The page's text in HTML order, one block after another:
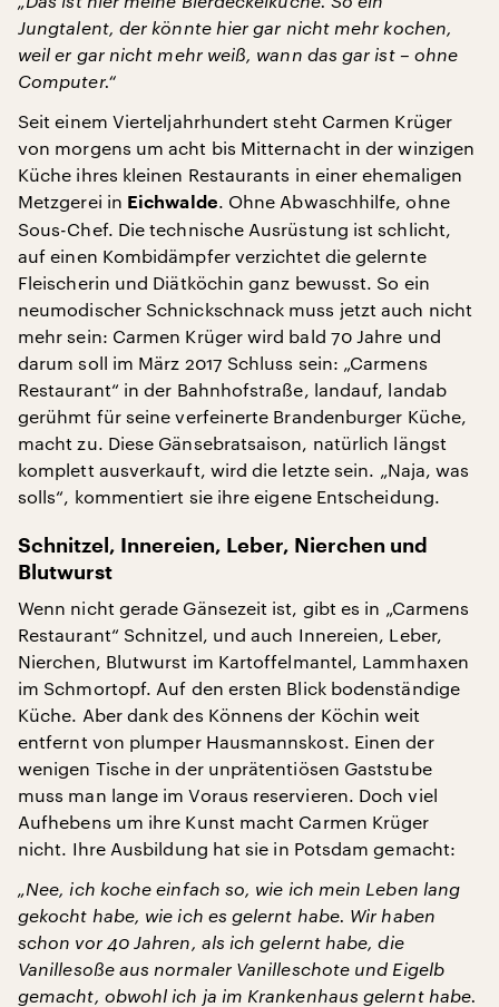
Jungtalent, der könnte hier gar nicht mehr kochen,
weil er gar nicht mehr weiß, wann das gar ist – ohne
Computer.“
Seit einem Vierteljahrhundert steht Carmen Krüger
von morgens um acht bis Mitternacht in der winzigen
Küche ihres kleinen Restaurants in einer ehemaligen
Metzgerei in Eichwalde. Ohne Abwaschhilfe, ohne
Sous-Chef. Die technische Ausrüstung ist schlicht,
auf einen Kombidämpfer verzichtet die gelernte
Fleischerin und Diätköchin ganz bewusst. So ein
neumodischer Schnickschnack muss jetzt auch nicht
mehr sein: Carmen Krüger wird bald 70 Jahre und
darum soll im März 2017 Schluss sein: „Carmens
Restaurant“ in der Bahnhofstraße, landauf, landab
gerühmt für seine verfeinerte Brandenburger Küche,
macht zu. Diese Gänsebratsaison, natürlich längst
komplett ausverkauft, wird die letzte sein. „Naja, was
solls“, kommentiert sie ihre eigene Entscheidung.
Schnitzel, Innereien, Leber, Nierchen und
Blutwurst
Wenn nicht gerade Gänsezeit ist, gibt es in „Carmens
Restaurant“ Schnitzel, und auch Innereien, Leber,
Nierchen, Blutwurst im Kartoffelmantel, Lammhaxen
im Schmortopf. Auf den ersten Blick bodenständige
Küche. Aber dank des Könnens der Köchin weit
entfernt von plumper Hausmannskost. Einen der
wenigen Tische in der unprätentiösen Gaststube
muss man lange im Voraus reservieren. Doch viel
Aufhebens um ihre Kunst macht Carmen Krüger
nicht. Ihre Ausbildung hat sie in Potsdam gemacht:
„Nee, ich koche einfach so, wie ich mein Leben lang
gekocht habe, wie ich es gelernt habe. Wir haben
schon vor 40 Jahren, als ich gelernt habe, die
Vanillesoße aus normaler Vanilleschote und Eigelb
gemacht, obwohl ich ja im Krankenhaus gelernt habe.